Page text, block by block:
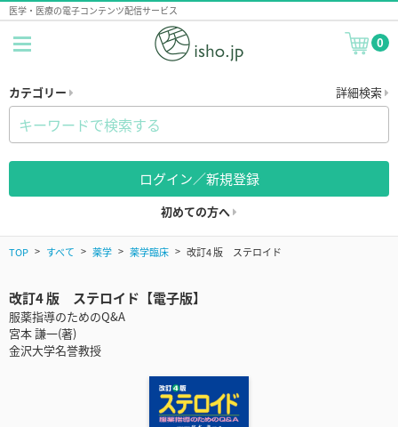
医学・医療の電子コンテンツ配信サービス
0
カテゴリー 詳細検索
ログイン／新規登録
初めての方へ
TOP すべて 薬学 薬学臨床 改訂4 版 ステロイド
改訂4 版 ステロイド【電子版】
服薬指導のためのQ&A
宮本 謙一(著)
金沢大学名誉教授